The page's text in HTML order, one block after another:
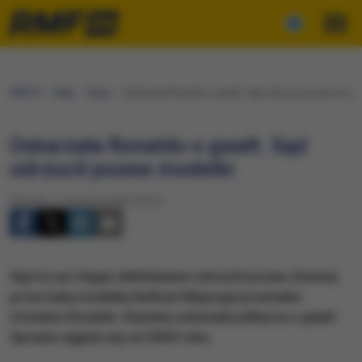
Oskarżała Ronaldo o gwałt. Sąd
odrzucił pozew modelki